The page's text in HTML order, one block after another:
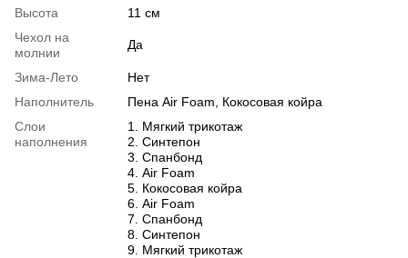
Высота
11 см
Чехол на
молнии
Да
Зима-Лето
Нет
Наполнитель
Пена Air Foam, Кокосовая койра
Слои
наполнения
1. Мягкий трикотаж
2. Синтепон
3. Спанбонд
4. Air Foam
5. Кокосовая койра
6. Air Foam
7. Спанбонд
8. Синтепон
9. Мягкий трикотаж